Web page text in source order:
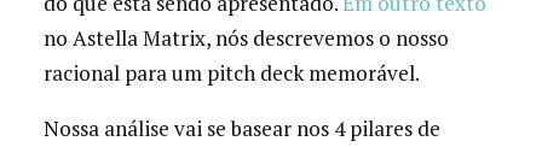
no Astella Matrix, nós descrevemos o nosso
racional para um pitch deck memorável.
Nossa análise vai se basear nos 4 pilares de